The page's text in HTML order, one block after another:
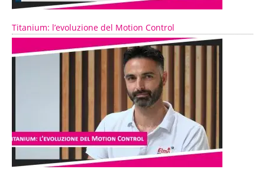
Titanium: l’evoluzione del Motion Control